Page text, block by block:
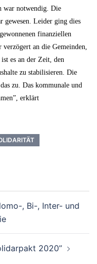
war notwendig. Die
gewesen. Leider ging dies
finanziellen
an die Gemeinden,
es an der Zeit, den
zu stabilisieren. Die
zu. Das kommunale und
erklärt
, Bi-, Inter- und
2020”